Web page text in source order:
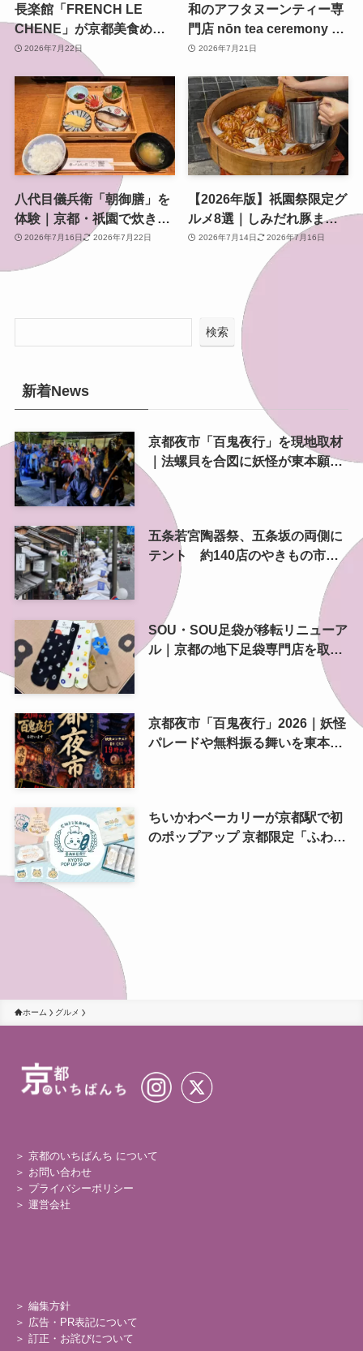
長楽館「FRENCH LE
CHENE」が京都美食めぐ
り2026夏に参加 丹波牛の
限定コースを重要文化財の
洋館で
2026年7月22日
和のアフタヌーンティー専
門店 nōn tea ceremony 東
山がオープン セルフリノ
な茶の時間を
2026年7月21日
八代目儀兵衛「朝御膳」を
体験｜京都・祇園で炊きた
て土鍋ごはんと黄金のおこ
げを味わう朝時間
2026年7月16日 2026年7月22日
【2026年版】祇園祭限定グ
ルメ8選｜しみだれ豚ま
ん・行者餅から宵山限定ス
2026年7月14日 2026年7月16日
検索
新着News
京都夜市「百鬼夜行」を現地取材
｜法螺貝を合図に妖怪が東本願寺
前を練り歩く
五条若宮陶器祭、五条坂の両側に
テント 約140店のやきもの市を
歩いてきた
SOU・SOU足袋が移転リニューア
ル｜京都の地下足袋専門店を取
材、人気商品や京都土産も紹介
京都夜市「百鬼夜行」2026｜妖怪
パレードや無料振る舞いを東本願
ちいかわベーカリーが京都駅で初
のポップアップ 京都限定「ふわふ
ホーム グルメ
＞ 京都のいちばんち について
＞ お問い合わせ
＞ プライバシーポリシー
＞ 運営会社
＞ 編集方針
＞ 広告・PR表記について
＞ 訂正・お詫びについて